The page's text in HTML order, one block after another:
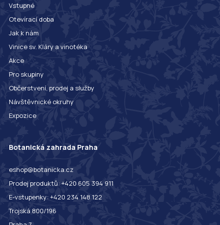
Vstupné
Otevírací doba
Jak k nám
Vinice sv. Kláry a vinotéka
Akce
Pro skupiny
Občerstvení, prodej a služby
Návštěvnické okruhy
Expozice
Botanická zahrada Praha
eshop@botanicka.cz
Prodej produktů: +420 605 394 911
E-vstupenky: +420 234 148 122
Trojská 800/196